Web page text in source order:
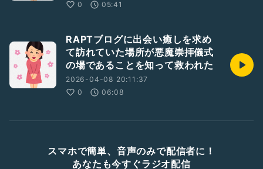
0
05:41
RAPTブログに出会い癒しを求め
て訪れていた場所が悪魔崇拝儀式
の場であることを知って救われた
2026-04-08 20:11:37
0
06:08
スマホで簡単、音声のみで配信者に！
あなたも今すぐラジオ配信